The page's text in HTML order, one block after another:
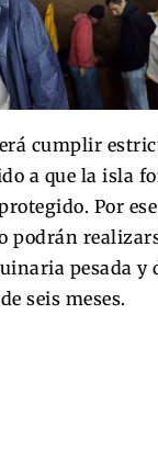
cumplir
a que la isla
Por
podrán
pesada y
seis meses.